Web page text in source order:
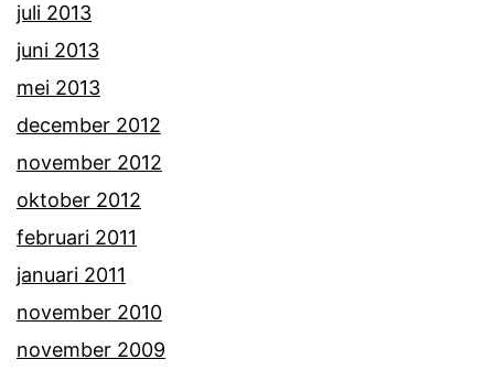
juli 2013
juni 2013
mei 2013
december 2012
november 2012
oktober 2012
februari 2011
januari 2011
november 2010
november 2009